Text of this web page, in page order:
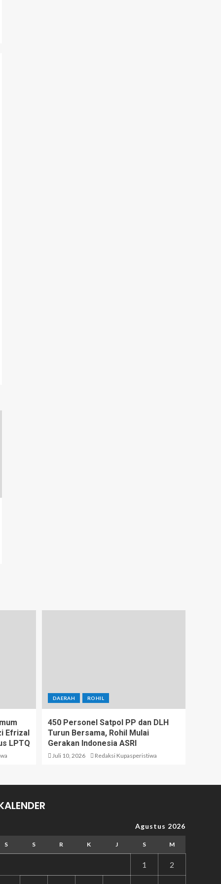
Efrizal
LPTQ
DAERAH ROHIL
450 Personel Satpol PP dan DLH
Turun Bersama, Rohil Mulai
Gerakan Indonesia ASRI
Juli 10, 2026 Redaksi Kupasperistiwa
Agustus 2026
S S R K J S M
1 2